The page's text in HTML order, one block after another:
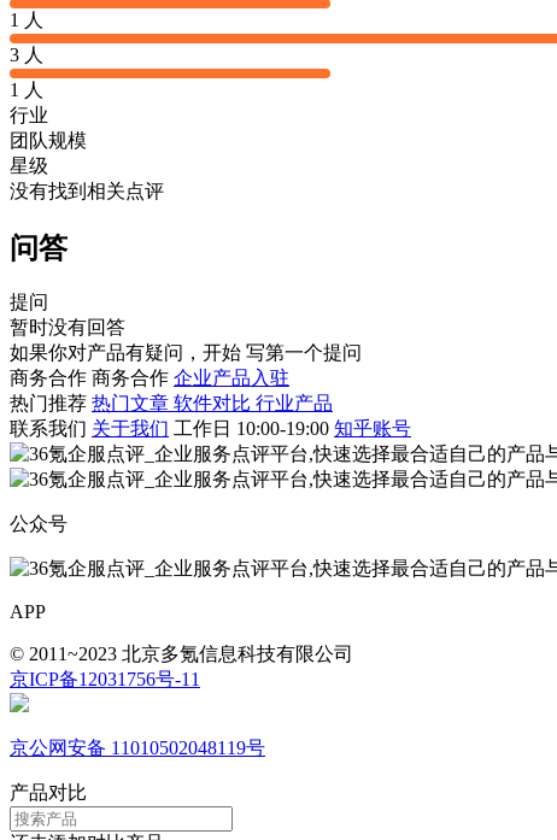
1 人
3 人
1 人
行业
团队规模
星级
没有找到相关点评
问答
提问
暂时没有回答
如果你对产品有疑问，开始 写第一个提问
商务合作 商务合作 企业产品入驻
热门推荐 热门文章 软件对比 行业产品
联系我们 关于我们 工作日 10:00-19:00 知乎账号
公众号
APP
© 2011~2023 北京多氪信息科技有限公司
京ICP备12031756号-11
京公网安备 11010502048119号
产品对比